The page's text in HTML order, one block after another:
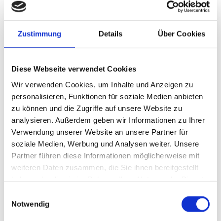
Zustimmung Details Über Cookies
Diese Webseite verwendet Cookies
Wir verwenden Cookies, um Inhalte und Anzeigen zu
personalisieren, Funktionen für soziale Medien anbieten
zu können und die Zugriffe auf unsere Website zu
analysieren. Außerdem geben wir Informationen zu Ihrer
Verwendung unserer Website an unsere Partner für
soziale Medien, Werbung und Analysen weiter. Unsere
Partner führen diese Informationen möglicherweise mit
weiteren Daten zusammen, die Sie ihnen bereitgestellt
Notwendig
Ak­kre­di­tie­rung, so­dass wir zu­ge­las­sen
sind, in ganz Eu­ro­pa Schim­mel­un­ter­su­
chun­gen durch­zu­füh­ren. Au­ßer­dem dür­
fen wir di­ver­se Gut­ach­ten aus­stel­len.
Pro­fi­tie­ren Sie von un­se­rem um­
fas­sen­den Fach­wis­sen
Als che­mi­sches La­bo­ra­to­ri­um Dr. Ste­ge­
mann GmbH sind wir be­reits seit Jah­ren
fol­gen nicht aus­ru­hen. Unser Ziel ist,